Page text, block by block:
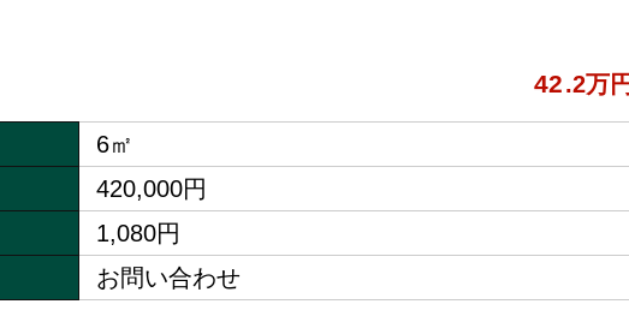
42.2万
6㎡
420,000円
1,080円
お問い合わせ